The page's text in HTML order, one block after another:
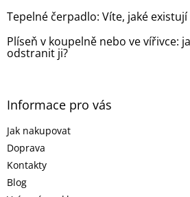
y
ý
Tepelné čerpadlo: Víte, jaké
Plíseň v koupelně nebo ve vířivce:
odstranit ji?
Informace pro vás
Jak nakupovat
Doprava
Kontakty
Blog